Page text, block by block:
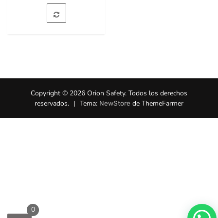
Copyright © 2026 Orion Safety. Todos los derechos
reservados. | Tema: NewStore de ThemeFarmer
0